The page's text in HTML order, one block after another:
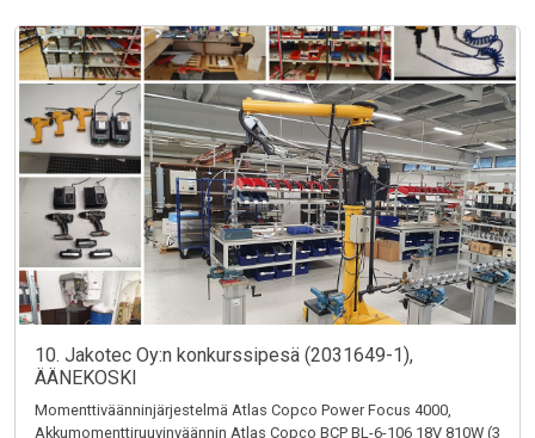
10. Jakotec Oy:n konkurssipesä (2031649-1),
ÄÄNEKOSKI
Momenttiväänninjärjestelmä Atlas Copco Power Focus 4000,
Akkumomenttiruuvinväännin Atlas Copco BCP BL-6-106 18V 810W (3